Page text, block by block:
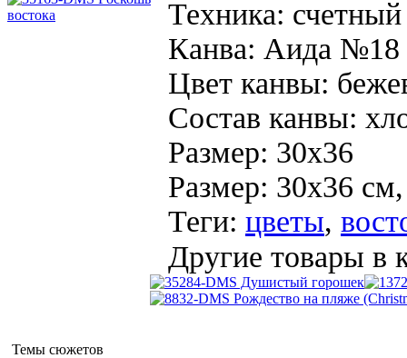
Техника:
Канва: Аида №18
Цвет канвы:
Состав канвы:
Размер: 30x36
Размер: 30x36
Теги: цветы,
Другие товары в
Темы сюжетов